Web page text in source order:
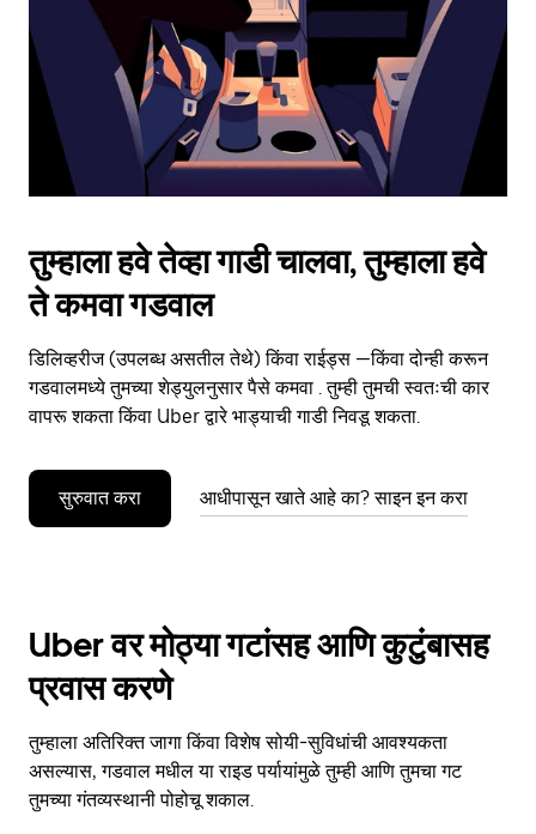
the
calendar.
तुम्हाला हवे तेव्हा गाडी चालवा, तुम्हाला हवे
ते कमवा गडवाल
डिलिव्हरीज (उपलब्ध असतील तेथे) किंवा राईड्स —किंवा दोन्ही करून
गडवालमध्ये तुमच्या शेड्युलनुसार पैसे कमवा . तुम्ही तुमची स्वतःची कार
वापरू शकता किंवा Uber द्वारे भाड्याची गाडी निवडू शकता.
सुरुवात करा आधीपासून खाते आहे का? साइन इन करा
Uber वर मोठ्या गटांसह आणि कुटुंबासह
प्रवास करणे
तुम्हाला अतिरिक्त जागा किंवा विशेष सोयी-सुविधांची आवश्यकता
असल्यास, गडवाल मधील या राइड पर्यायांमुळे तुम्ही आणि तुमचा गट
तुमच्या गंतव्यस्थानी पोहोचू शकाल.